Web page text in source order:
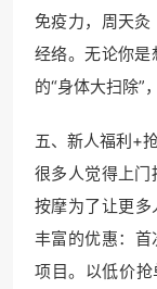
免疫力，周天
经络。无论你
的“身体大扫除”
五、新人福利+
很多人觉得上
按摩为了让更多
丰富的优惠：
项目。以低价